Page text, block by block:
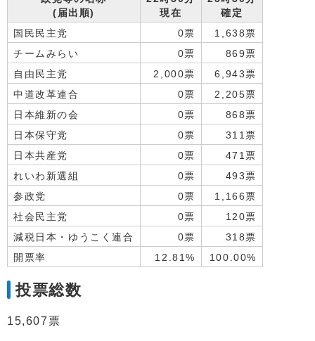
(届出順)
現在
確定
国民民主党
0票
1,638票
チームみらい
0票
869票
自由民主党
2,000票
6,943票
中道改革連合
0票
2,205票
日本維新の会
0票
868票
日本保守党
0票
311票
日本共産党
0票
471票
れいわ新選組
0票
493票
参政党
0票
1,166票
社会民主党
0票
120票
減税日本・ゆうこく連合
0票
318票
開票率
12.81% 100.00%
投票総数
15,607票